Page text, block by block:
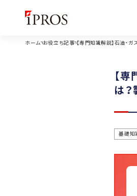
ホーム お役立ち記事 【専門知識解説】石油・
【
は
基礎知